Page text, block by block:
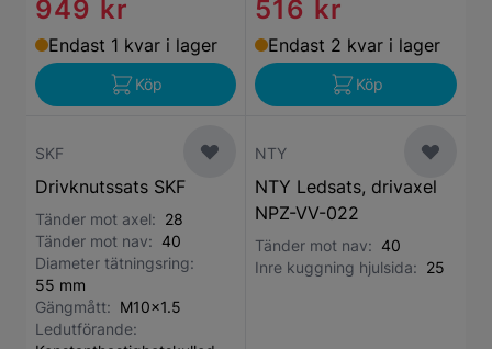
949 kr
Endast 1 kvar i lager
Köp
516 kr
Endast 2 kvar i lager
Köp
SKF
Drivknutssats SKF
Tänder mot axel: 28
Tänder mot nav: 40
Diameter tätningsring:
55 mm
Gängmått: M10x1.5
Ledutförande:
NTY
NTY Ledsats, drivaxel
NPZ-VV-022
Tänder mot nav: 40
Inre kuggning hjulsida: 25